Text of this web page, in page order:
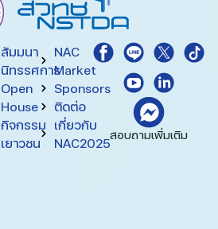
สัมมนา
นิทรรศการ
Open
House
กิจกรรม
เยาวชน
NAC
Market
Sponsors
ติดต่อ
เกี่ยวกับ
NAC2025สอบถามเพิ่มเติม